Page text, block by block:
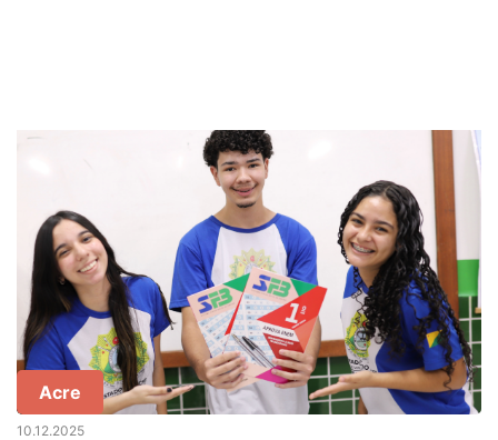
Acre
10.12.2025